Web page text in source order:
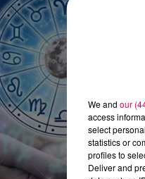
We and our
access
select
statistics or
profiles to
Deliver and